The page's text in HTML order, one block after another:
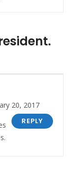
20, 2017
REPLY